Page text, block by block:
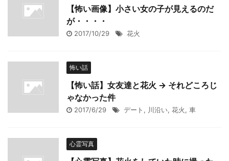
【怖い画像】小さい女の子が見えるのだ
が・・・・
2017/10/29 花火
怖い話
【怖い話】女友達と花火 → それどころじ
ゃなかった件
2017/6/29 デート , 川沿い, 花火, 車
心霊写真